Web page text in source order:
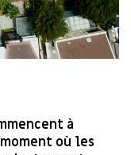
à
où les